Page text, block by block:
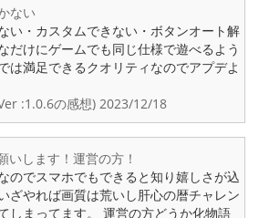
ない
い・カスタムできない・ボタンオート解
だけにゲームでも同じ仕様で遊べるよう
は満足できるクオリティなのでアプデよ
:1.0.6の感想) 2023/12/18
いします！運営の方！
のでスマホでもできると知り嬉しさが込
ざやれば画質は荒いし肝心の暦チャレン
しまってます。 運営の方どうか化物語